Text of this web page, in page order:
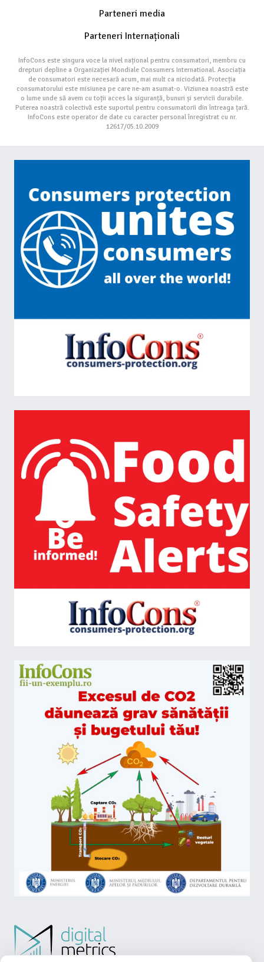
Parteneri media
Parteneri Internaționali
InfoCons este singura voce la nivel național pentru consumatori, membru cu
drepturi depline a Organizației Mondiale Consumers International. Asociația
de consumatori este necesară acum, mai mult ca niciodată. Protecția
consumatorului este misiunea pe care ne-am asumat-o. Viziunea noastră este
o lume unde să avem cu toții acces la siguranță, bunuri și servicii durabile.
Puterea noastră colectivă este suportul pentru consumatorii din întreaga țară.
InfoCons este operator de date cu caracter personal înregistrat cu nr.
12617/05.10.2009